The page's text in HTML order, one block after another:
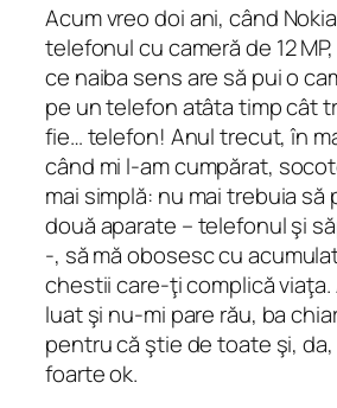
Acum vreo doi ani, când
telefonul cu cameră de 12
ce naiba sens are să pui o
pe un telefon atâta timp cât
fie… telefon! Anul trecut, în
când mi l-am cumpărat,
mai simplă: nu mai trebuia să
două aparate – telefonul şi
-, să mă obosesc cu
chestii care-ţi complică viaţa.
luat şi nu-mi pare rău, ba
pentru că ştie de toate şi,
foarte ok.